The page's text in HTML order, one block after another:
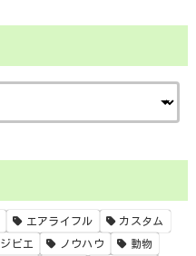
エアライフル カスタム
ジビエ ノウハウ 動物